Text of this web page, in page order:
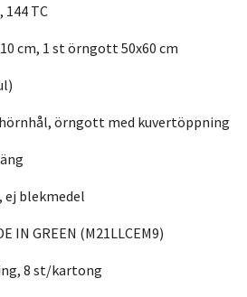
144 TC
cm, 1 st örngott 50x60 cm
örngott med kuvertöppning
ej blekmedel
IN GREEN (M21LLCEM9)
8 st/kartong